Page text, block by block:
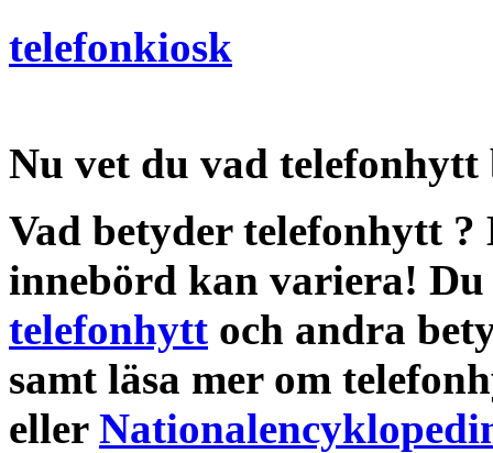
telefonkiosk
Nu vet du vad telefonhytt
Vad betyder telefonhytt ?
innebörd kan variera!
telefonhytt och andra
samt läsa mer om
eller